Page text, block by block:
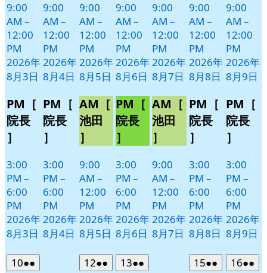
9:00
AM –
12:00
PM
2026年
8月3日
PM［
院長
］
3:00
PM –
6:00
PM
2026年
8月3日
9:00
AM –
12:00
PM
2026年
8月4日
PM［
院長
］
3:00
PM –
6:00
PM
2026年
8月4日
9:00
AM –
12:00
PM
2026年
8月5日
AM［
池田
］
9:00
AM –
12:00
PM
2026年
8月5日
9:00
AM –
12:00
PM
2026年
8月6日
PM［
院長
］
3:00
PM –
6:00
PM
2026年
8月6日
9:00
AM –
12:00
PM
2026年
8月7日
AM［
池田
］
9:00
AM –
12:00
PM
2026年
8月7日
9:00
AM –
12:00
PM
2026年
8月8日
PM［
院長
］
3:00
PM –
6:00
PM
2026年
8月8日
9:00
AM –
12:00
PM
2026年
8月9日
PM［
院長
］
3:00
PM –
6:00
PM
2026年
8月9日
102026
●● 122026
●● 132026
●● 152026
●● 162026
●●